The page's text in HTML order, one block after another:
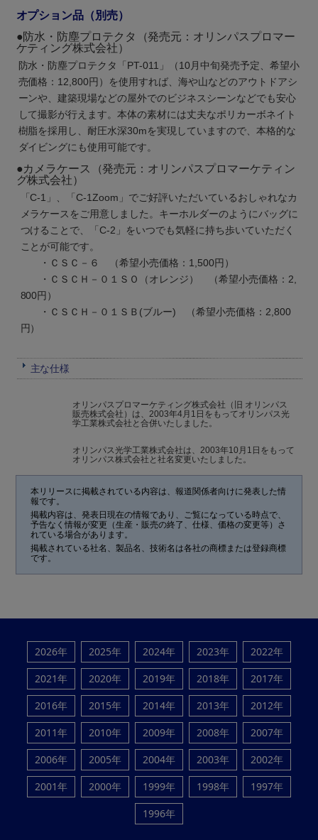
オプション品（別売）
●防水・防塵プロテクタ
（発売元：オリンパスプロマー
ケティング株式会社）
防水・防塵プロテクタ「PT-011」（10月中旬発売予定、希望小
売価格：12,800円）を使用すれば、海や山などのアウトドアシ
ーンや、建築現場などの屋外でのビジネスシーンなどでも安心
して撮影が行えます。本体の素材には丈夫なポリカーボネイト
樹脂を採用し、耐圧水深30mを実現していますので、本格的な
ダイビングにも使用可能です。
●カメラケース
（発売元：オリンパスプロマーケティン
グ株式会社）
「C-1」、「C-1Zoom」でご好評いただいているおしゃれなカ
メラケースをご用意しました。キーホルダーのようにバッグに
つけることで、「C-2」をいつでも気軽に持ち歩いていただく
ことが可能です。
・ＣＳＣ－６ （希望小売価格：1,500円）
・ＣＳＣＨ－０１ＳＯ（オレンジ） （希望小売価格：2,
800円）
・ＣＳＣＨ－０１ＳＢ(ブルー) （希望小売価格：2,800
円）
主な仕様
オリンパスプロマーケティング株式会社（旧 オリンパス
販売株式会社）は、2003年4月1日をもってオリンパス光
学工業株式会社と合併いたしました。
オリンパス光学工業株式会社は、2003年10月1日をもって
オリンパス株式会社と社名変更いたしました。
本リリースに掲載されている内容は、報道関係者向けに発表した情
報です。
掲載内容は、発表日現在の情報であり、ご覧になっている時点で、
予告なく情報が変更（生産・販売の終了、仕様、価格の変更等）さ
れている場合があります。
掲載されている社名、製品名、技術名は各社の商標または登録商標
です。
2026年 2025年 2024年 2023年
2022年
2021年
2020年 2019年 2018年
2017年
2016年
2015年 2014年 2013年
2012年
2011年
2010年 2009年 2008年
2007年
2006年
2005年 2004年 2003年
2002年
2001年
2000年 1999年 1998年
1997年
1996年